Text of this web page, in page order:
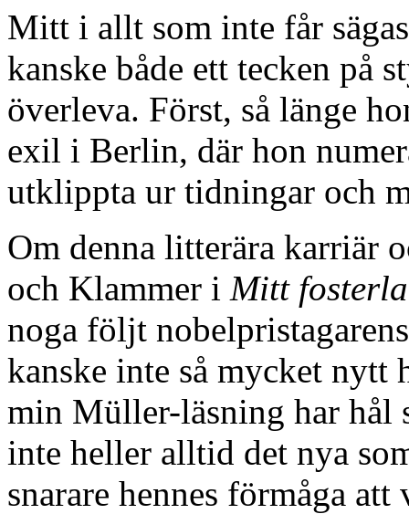
Mitt i allt som inte får
kanske både ett tecken på
överleva. Först, så länge
exil i Berlin, där hon
utklippta ur tidningar och
Om denna litterära karriär
och Klammer i Mitt
noga följt
kanske inte så mycket nytt
min Müller-läsning har hål
inte heller alltid det nya
snarare hennes förmåga